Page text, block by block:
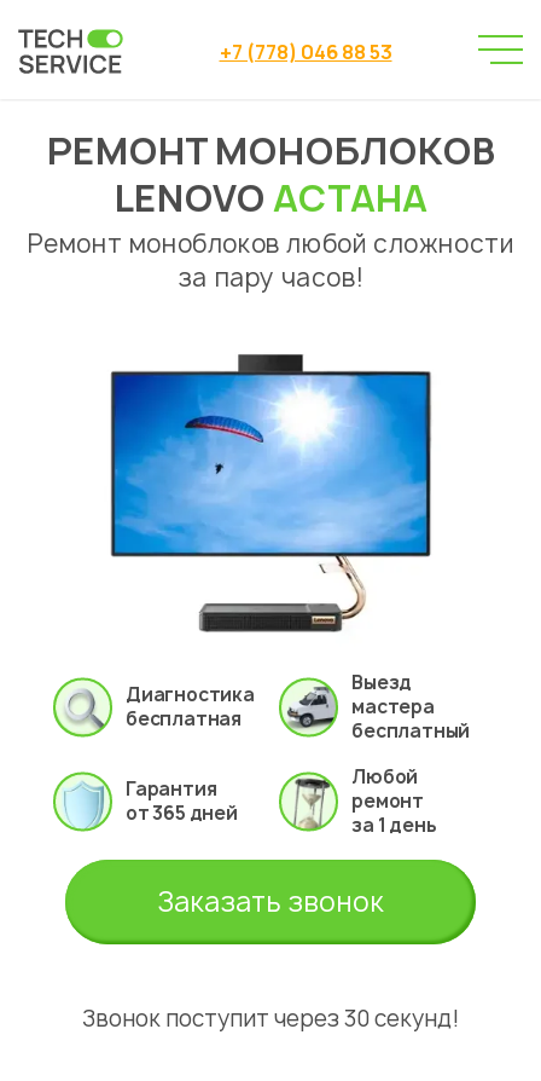
+7 (778) 046 88 53
Сервисный центр
→
Сервисный центр Астана
→
Ремонт моноблоков
→ Lenovo
РЕМОНТ МОНОБЛОКОВ
LENOVOАСТАНА
Ремонт моноблоков любой сложности
за пару часов!
Диагностика
бесплатная
Выезд
мастера
бесплатный
Гарантия
от 365 дней
Любой
ремонт
за 1 день
Заказать звонок
Звонок поступит через 30 секунд!